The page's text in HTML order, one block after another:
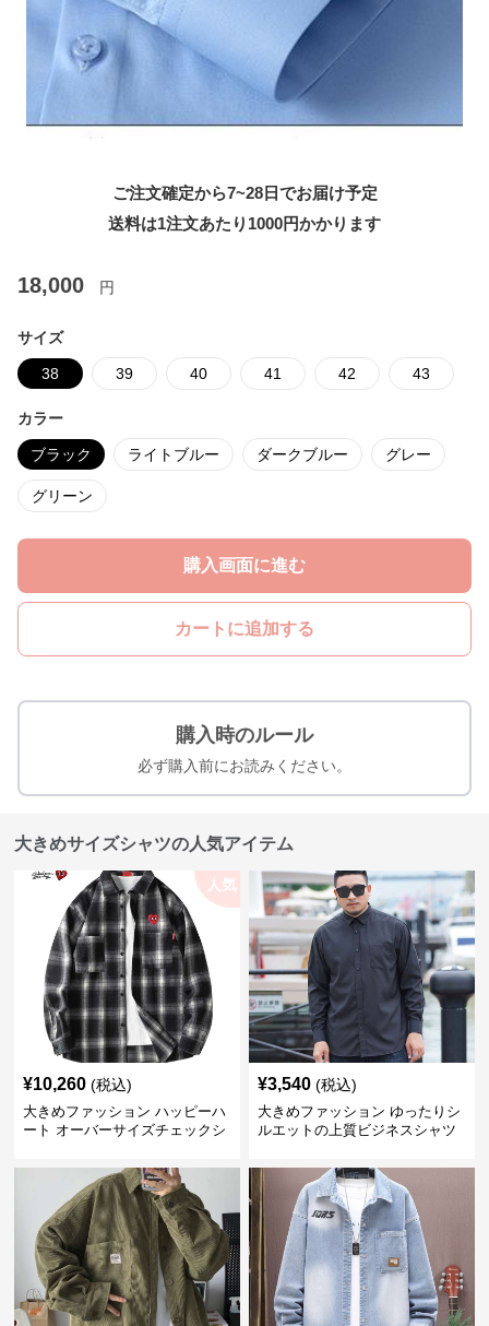
ご注文確定から7~28日でお届け予定
送料は1注文あたり 1000円かかります
18,000 円
サイズ
38 39 40 41 42 43
カラー
ブラック ライトブルー ダークブルー グレー
グリーン
購入画面に進む
カートに追加する
購入時のルール
必ず購入前にお読みください。
大きめサイズシャツの人気アイテム
人気
¥10,260 (税込)
大きめファッション ハッピーハ
ート オーバーサイズチェックシ
¥3,540 (税込)
大きめファッション ゆったりシ
ルエットの上質ビジネスシャツ